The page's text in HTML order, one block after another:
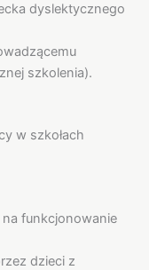
dyslektycznego
szkolenia).
w szkołach
funkcjonowanie
dzieci z